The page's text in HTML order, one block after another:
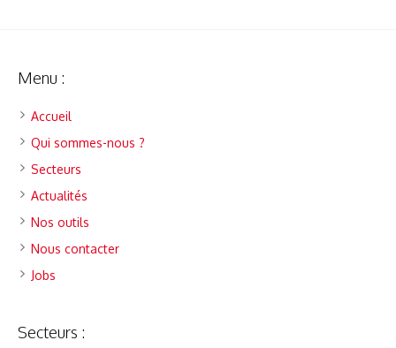
Menu :
Accueil
Qui sommes-nous ?
Secteurs
Actualités
Nos outils
Nous contacter
Jobs
Secteurs :